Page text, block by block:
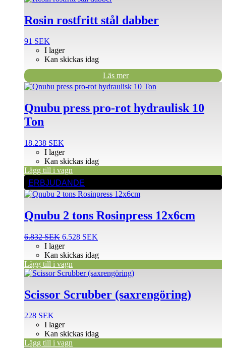
Rosin rostfritt stål dabber
91 SEK
I lager
Kan skickas idag
Läs mer
Qnubu press pro-rot hydraulisk 10
Ton
18.238 SEK
I lager
Kan skickas idag
Lägg till i vagn
ERBJUDANDE
Qnubu 2 tons Rosinpress 12x6cm
6.832SEK Det
ursprungliga
priset
var:
6.832 SEK.
6.528 SEK
priset
6.528 SEK.
I lager
Kan skickas idag
Lägg till i vagn
Scissor Scrubber (saxrengöring)
228 SEK
I lager
Kan skickas idag
Lägg till i vagn